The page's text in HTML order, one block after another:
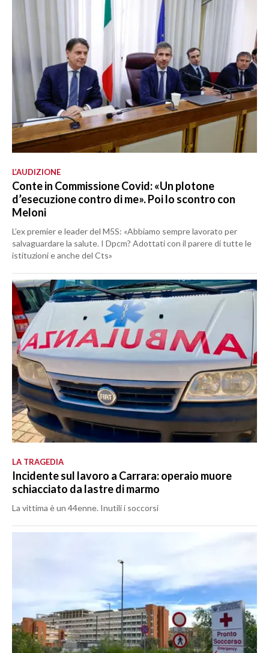
L’AUDIZIONE
Conte in Commissione Covid: «Un plotone
d’esecuzione contro di me». Poi lo scontro con
Meloni
L’ex premier e leader del M5S: «Abbiamo sempre lavorato per
salvaguardare la salute. I Dpcm? Adottati con il parere di tutte le
istituzioni e anche del Cts»
LA TRAGEDIA
Incidente sul lavoro a Carrara: operaio muore
schiacciato da lastre di marmo
La vittima è un 44enne. Inutili i soccorsi